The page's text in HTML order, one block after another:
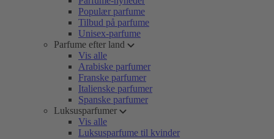
Populær parfume
Tilbud på parfume
Unisex-parfume
Parfume efter land
Vis alle
Arabiske parfumer
Franske parfumer
Italienske parfumer
Spanske parfumer
Luksusparfumer
Vis alle
Luksusparfume til kvinder